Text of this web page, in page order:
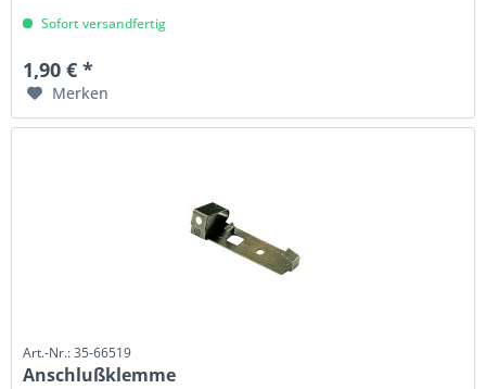
Sofort versandfertig
1,90 € *
Merken
Art.-Nr.: 35-66519
Anschlußklemme